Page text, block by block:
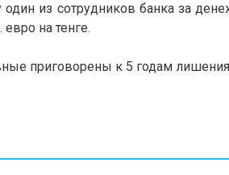
из сотрудников банка за
на тенге.
приговорены к 5 годам